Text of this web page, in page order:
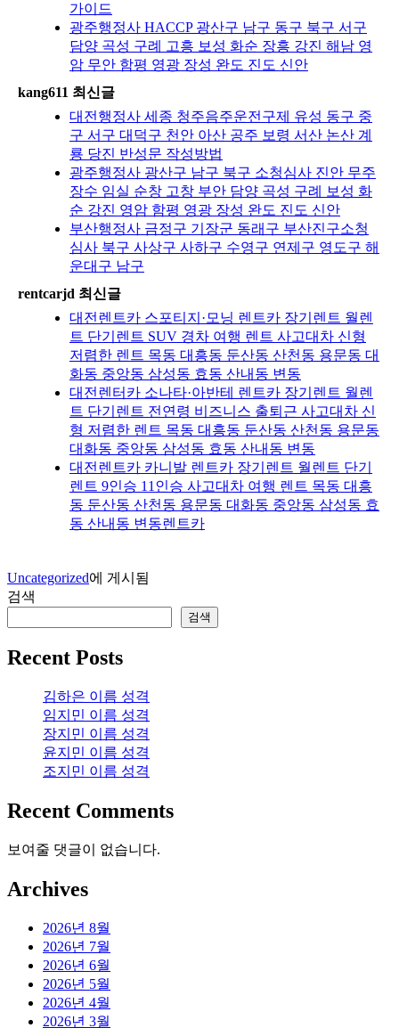
가이드
광주행정사 HACCP 광산구 남구 동구 북구 서구
담양 곡성 구례 고흥 보성 화순 장흥 강진 해남 영
암 무안 함평 영광 장성 완도 진도 신안
kang611 최신글
대전행정사 세종 청주음주운전구제 유성 동구 중
구 서구 대덕구 천안 아산 공주 보령 서산 논산 계
룡 당진 반성문 작성방법
광주행정사 광산구 남구 북구 소청심사 진안 무주
장수 임실 순창 고창 부안 담양 곡성 구례 보성 화
순 강진 영암 함평 영광 장성 완도 진도 신안
부산행정사 금정구 기장군 동래구 부산진구소청
심사 북구 사상구 사하구 수영구 연제구 영도구 해
운대구 남구
rentcarjd 최신글
대전렌트카 스포티지·모닝 렌트카 장기렌트 월렌
트 단기렌트 SUV 경차 여행 렌트 사고대차 신형
저렴한 렌트 목동 대흥동 둔산동 산천동 용문동 대
화동 중앙동 삼성동 효동 산내동 변동
대전렌터카 소나타·아반테 렌트카 장기렌트 월렌
트 단기렌트 전연령 비즈니스 출퇴근 사고대차 신
형 저렴한 렌트 목동 대흥동 둔산동 산천동 용문동
대화동 중앙동 삼성동 효동 산내동 변동
대전렌트카 카니발 렌트카 장기렌트 월렌트 단기
렌트 9인승 11인승 사고대차 여행 렌트 목동 대흥
동 둔산동 산천동 용문동 대화동 중앙동 삼성동 효
동 산내동 변동렌트카
Uncategorized에 게시됨
검색
검색
Recent Posts
김하은 이름 성격
임지민 이름 성격
장지민 이름 성격
윤지민 이름 성격
조지민 이름 성격
Recent Comments
보여줄 댓글이 없습니다.
Archives
2026년 8월
2026년 7월
2026년 6월
2026년 5월
2026년 4월
2026년 3월